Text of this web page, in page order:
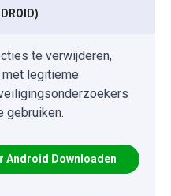
te verwijderen,
met legitieme
gebruiken.
Android Downloaden